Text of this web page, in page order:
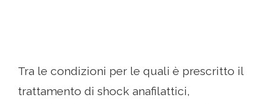
Tra le condizioni per le quali è prescritto il
trattamento di shock anafilattici,